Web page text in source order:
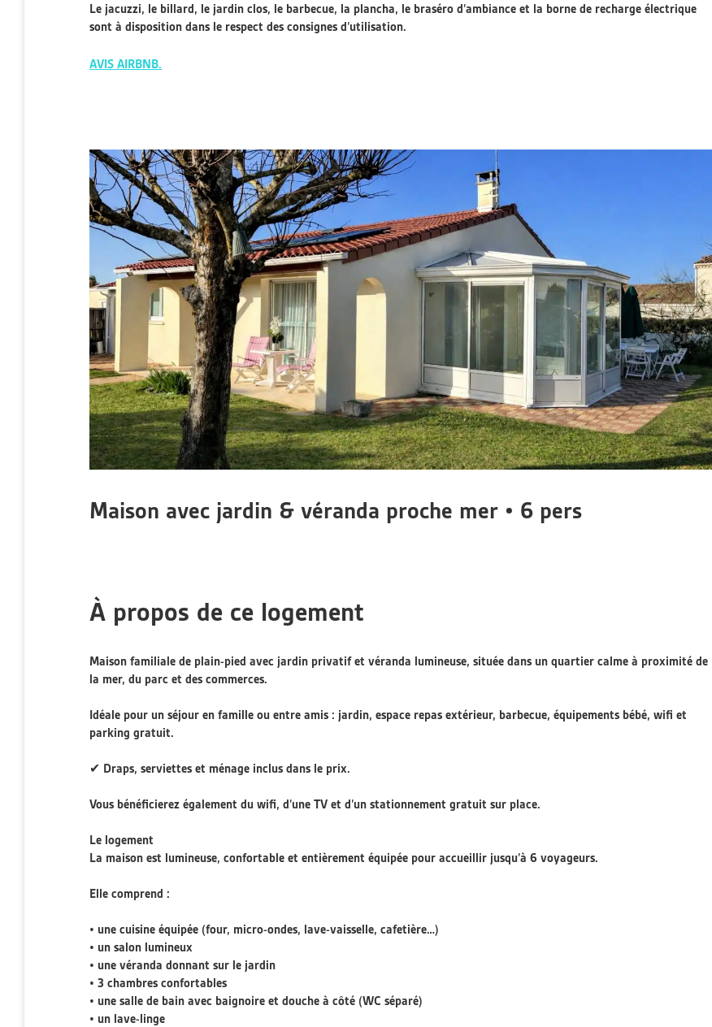
Le jacuzzi, le billard, le jardin clos, le barbecue, la plancha, le braséro d’ambiance et la borne de recharge électrique
sont à disposition dans le respect des consignes d’utilisation.
AVIS AIRBNB.
Maison avec jardin & véranda proche mer • 6 pers
À propos de ce logement
Maison familiale de plain-pied avec jardin privatif et véranda lumineuse, située dans un quartier calme à proximité de
la mer, du parc et des commerces.
Idéale pour un séjour en famille ou entre amis : jardin, espace repas extérieur, barbecue, équipements bébé, wifi et
parking gratuit.
✔ Draps, serviettes et ménage inclus dans le prix.
Vous bénéficierez également du wifi, d’une TV et d’un stationnement gratuit sur place.
Le logement
La maison est lumineuse, confortable et entièrement équipée pour accueillir jusqu’à 6 voyageurs.
Elle comprend :
• une cuisine équipée (four, micro-ondes, lave-vaisselle, cafetière…)
• un salon lumineux
• une véranda donnant sur le jardin
• 3 chambres confortables
• une salle de bain avec baignoire et douche à côté (WC séparé)
• un lave-linge